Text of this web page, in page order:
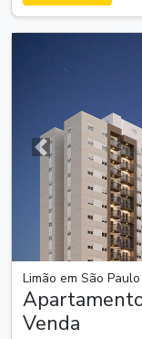
Anterior
Limão em São
Venda